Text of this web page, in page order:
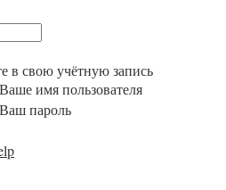
в свою учётную запись
Ваше имя пользователя
Ваш пароль